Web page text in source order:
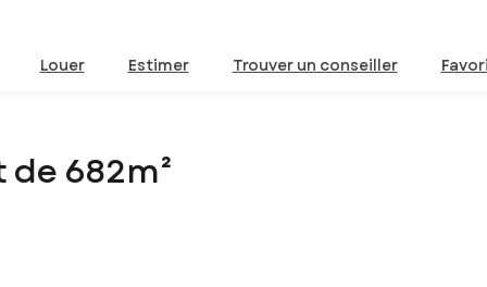
Louer Estimer Trouver un conseiller
682m²